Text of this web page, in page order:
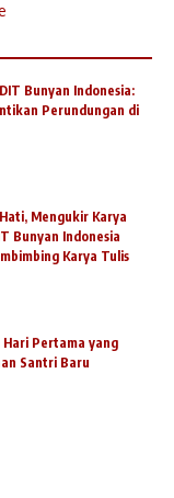
Bunyan Indonesia:
Perundungan di
Mengukir Karya
Bunyan Indonesia
Karya Tulis
Hari Pertama yang
Santri Baru